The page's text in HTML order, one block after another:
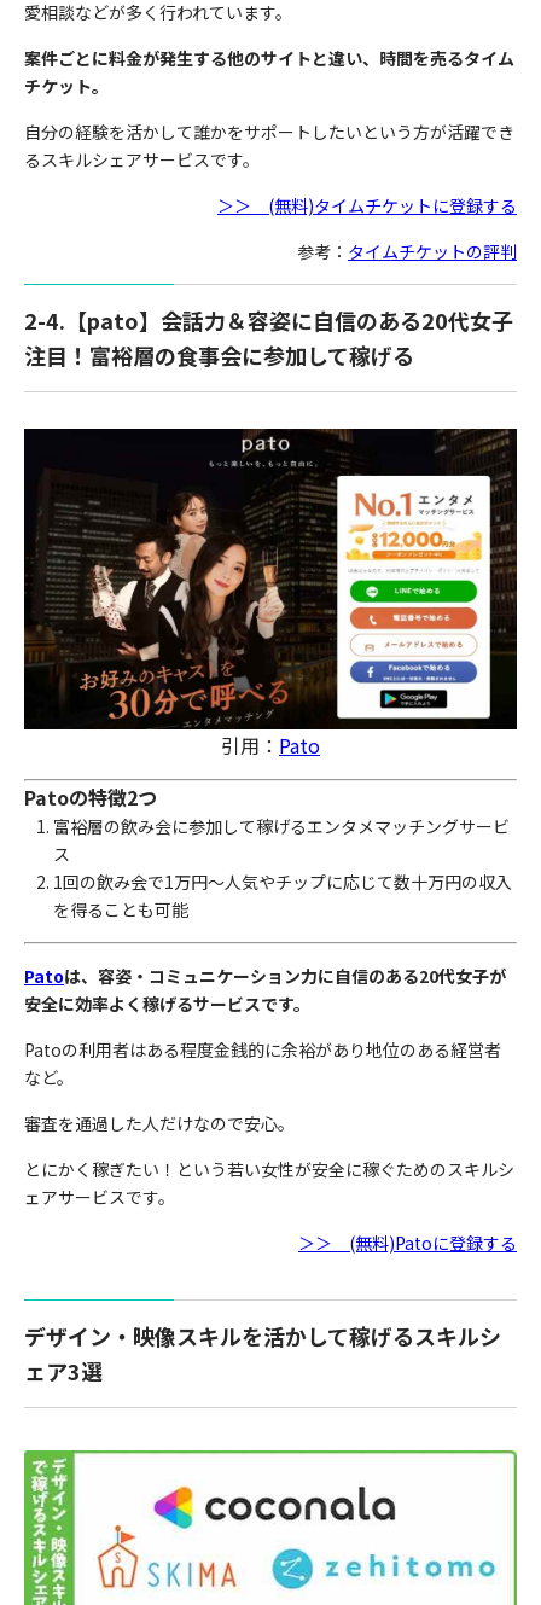
愛相談などが多く行われています。
案件ごとに料金が発生する他のサイトと違い、時間を売るタイム
チケット。
自分の経験を活かして誰かをサポートしたいという方が活躍でき
るスキルシェアサービスです。
＞＞ (無料)タイムチケットに登録する
参考： タイムチケットの評判
2-4.【pato】会話力＆容姿に自信のある20代女子
注目！富裕層の食事会に参加して稼げる
引用： Pato
Patoの特徴2つ
富裕層の飲み会に参加して稼げるエンタメマッチングサービ
ス
1回の飲み会で1万円〜人気やチップに応じて数十万円の収入
を得ることも可能
Patoは、容姿・コミュニケーション力に自信のある20代女子が
安全に効率よく稼げるサービスです。
Patoの利用者はある程度金銭的に余裕があり地位のある経営者
など。
審査を通過した人だけなので安心。
とにかく稼ぎたい！という若い女性が安全に稼ぐためのスキルシ
ェアサービスです。
＞＞ (無料)Patoに登録する
デザイン・映像スキルを活かして稼げるスキルシ
ェア3選